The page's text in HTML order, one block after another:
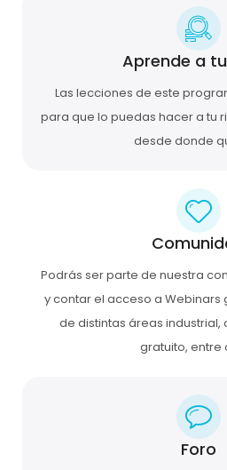
Aprende a
Las lecciones de este
para que lo puedas hacer a tu
desde donde
Podrás ser parte de nuestra
y contar el acceso a Webinars
de distintas áreas industrial,
gratuito, entre
Foro